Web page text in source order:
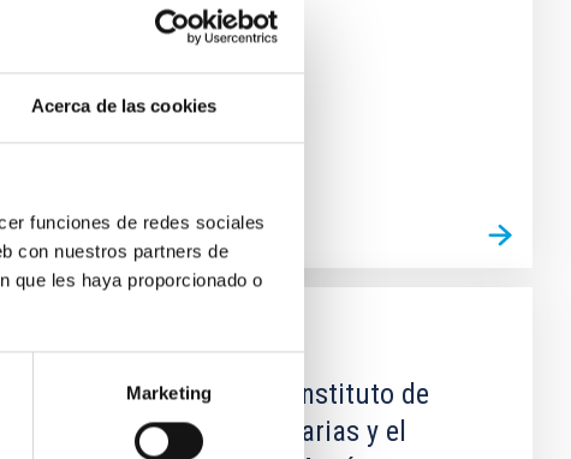
Acerca de las cookies
funciones de redes sociales
con nuestros partners de
que les haya proporcionado o
Marketing
CONVENIO
Convenio entre el Instituto de
Astrofísica de Canarias y el